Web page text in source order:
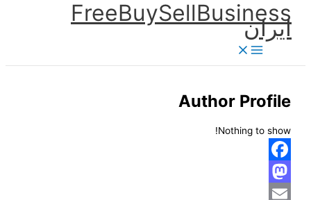
پرش
محتوا
FreeBuySellBusiness
ایران
Author Profile
Nothing to show!
Facebook
Mastodon